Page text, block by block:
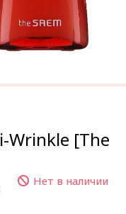
Wrinkle [The
Нет в наличии